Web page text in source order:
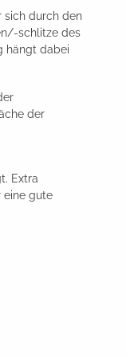
sich durch den
schlitze des
hängt dabei
der
Extra
eine gute